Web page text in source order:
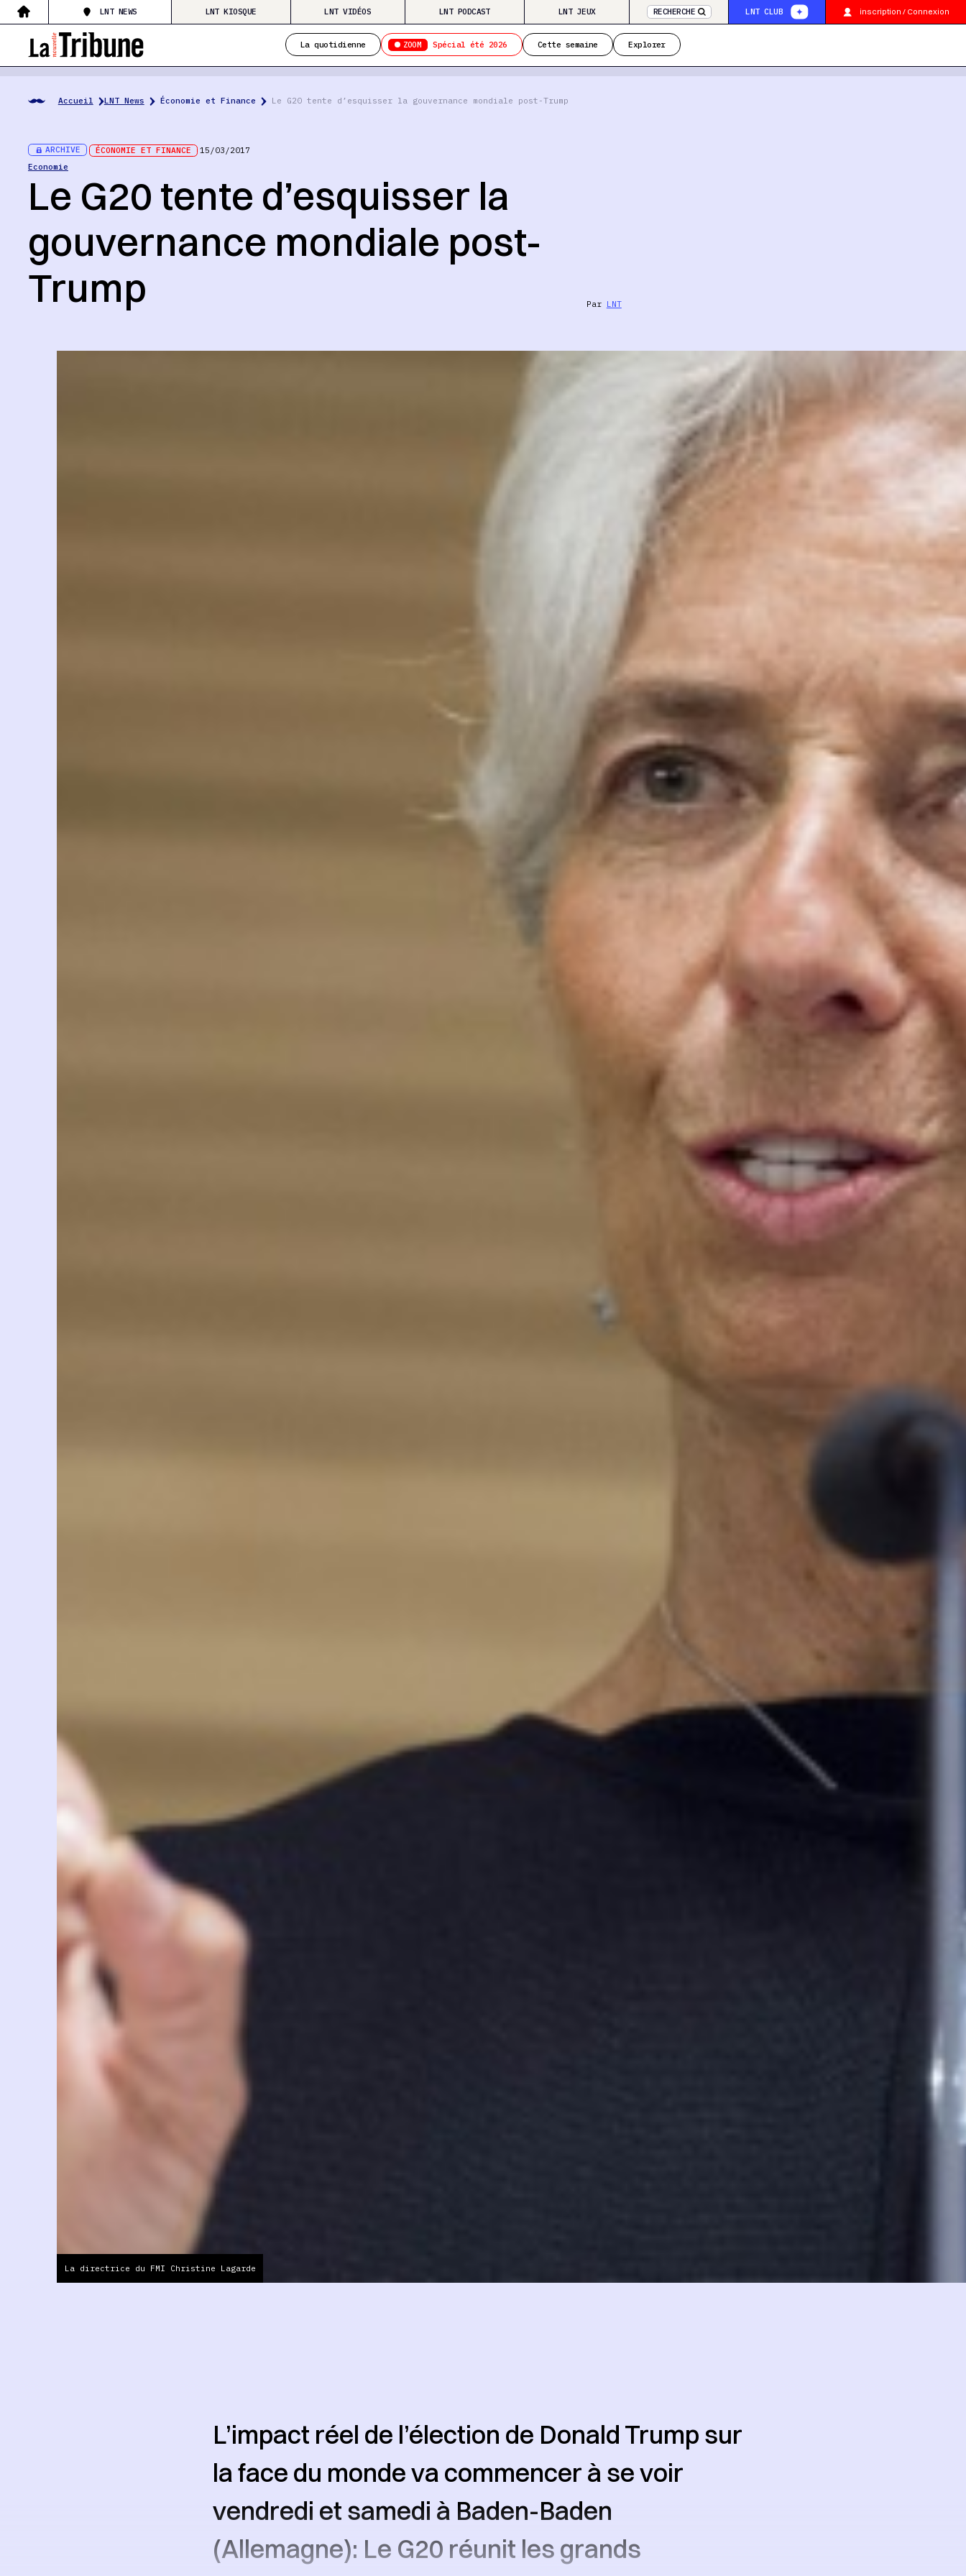
LNT NEWS LNT KIOSQUE LNT VIDÉOS LNT PODCAST LNT JEUX RECHERCHE LNT CLUB inscription / Connexion
La quotidienne ZOOM Spécial été 2026 Cette semaine Explorer
Accueil LNT News Économie et Finance Le G20 tente d’esquisser la gouvernance mondiale post-Trump
ARCHIVE ÉCONOMIE ET FINANCE
15/03/2017
Economie
Le G20 tente d’esquisser la
gouvernance mondiale post-
Trump
Par LNT
La directrice du FMI Christine Lagarde
L’impact réel de l’élection de Donald Trump sur
la face du monde va commencer à se voir
vendredi et samedi à Baden-Baden
(Allemagne): Le G20 réunit les grands